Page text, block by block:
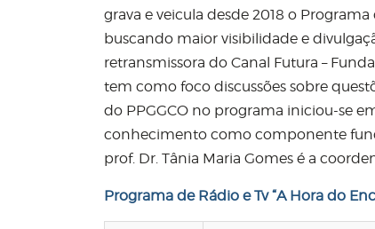
grava e veicula desde 2018 o
buscando maior visibilidade e
retransmissora do Canal Futura –
tem como foco discussões sobre
do PPGGCO no programa iniciou-se
conhecimento como componente
prof. Dr. Tânia Maria Gomes é a
Programa de Rádio e Tv “A Hora do